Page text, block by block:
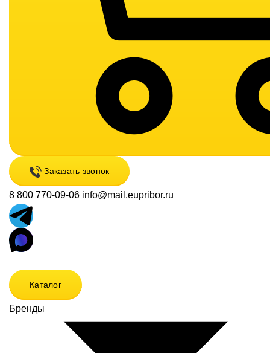
Заказать звонок
8 800 770-09-06 info@mail.eupribor.ru
Каталог
Бренды